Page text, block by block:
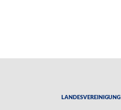
Landesvereinigung